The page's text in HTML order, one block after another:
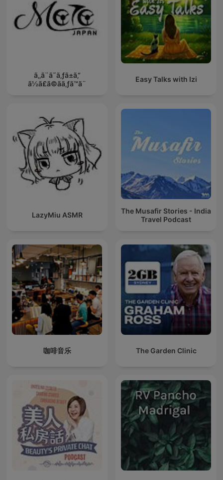
ã‚‚ã¨ã˜ã‚ƒã±ã‚“
ã½ã£ã©ãã‚ƒã™ã¨
Easy Talks with Izi
LazyMiu ASMR
The Musafir Stories - India
Travel Podcast
咖啡音乐 The Garden Clinic